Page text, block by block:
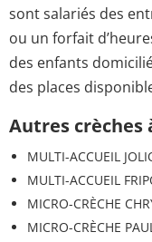
sont salariés des
ou un forfait
des enfants
des places
Autres
MULTI-ACCUEIL
MULTI-ACCUEIL
MICRO-CRÈCHE
MICRO-CRÈCHE